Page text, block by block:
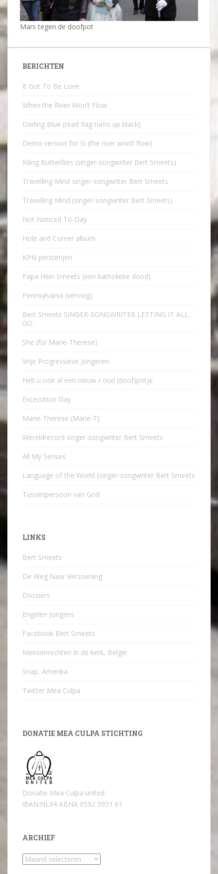
Mars tegen de doofpot
BERICHTEN
It Got To Be Love
When the River Won’t Flow
Darling Blue (read flag turns up black)
Demo version for Si (the river won’t flow)
Kiling Butterflies (singer-songwriter Bert Smeets)
Travelling Mind singer-songwriter Bert Smeets
Travelling Mind (singer-songwriter Bert Smeets)
Not Noticed To-Day
Hole and Corner album
KPN persterijen
Papa Hein Smeets (een katholieke dood)
Pennsylvania (vervolg)
Bert Smeets SINGER-SONGWRITER LETTING IT ALL
GO
She (für Marie-Therese)
Vrije Progressieve Jongeren
Heb u ook al een nieuw / oud (doof)potje
Excecution Day
Marie-Therese (Marie-T)
Wereldrecord singer-songwriter Bert Smeets
All My Senses
Language of the World (singer-songwriter Bert Smeets
Tussenpersoon van God
LINKS
Bert Smeets
De Weg Naar Verzoening
Dossiers
Engelen Jongens
Facebook Bert Smeets
Mensenrechten in de kerk, België
Snap, Amerika
Twitter Mea Culpa
DONATIE MEA CULPA STICHTING
Donatie Mea Culpa united
iBAN:NL34 ABNA 0592 5951 61
ARCHIEF
Archief